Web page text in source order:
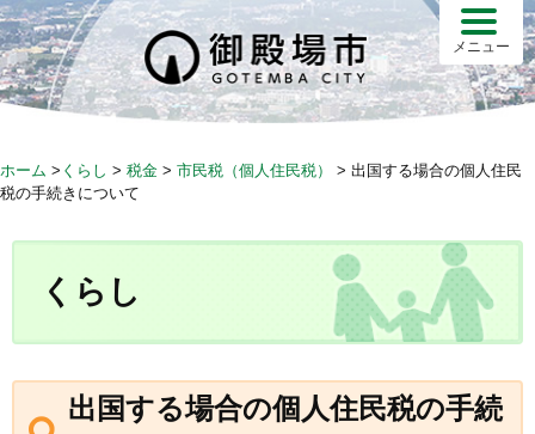
S
k
i
p
c
メニュー
ホーム > くらし > 税金 > 市民税（個人住民税） > 出国する場合の個人住民
税の手続きについて
くらし
出国する場合の個人住民税の手続